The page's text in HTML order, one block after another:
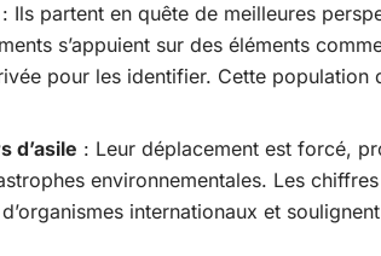
: Ils partent en quête de meilleures
s’appuient sur des éléments
pour les identifier. Cette
d’asile : Leur déplacement est forcé,
environnementales. Les chiffres
internationaux et